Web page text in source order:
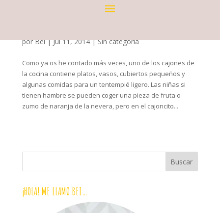
porBei|Jul 11, 2014|Sin categoría
Como ya os he contado más veces, uno de los cajones de
la cocina contiene platos, vasos, cubiertos pequeños y
algunas comidas para un tentempié ligero. Las niñas si
tienen hambre se pueden coger una pieza de fruta o
zumo de naranja de la nevera, pero en el cajoncito...
¡HOLA! ME LLAMO BEI…